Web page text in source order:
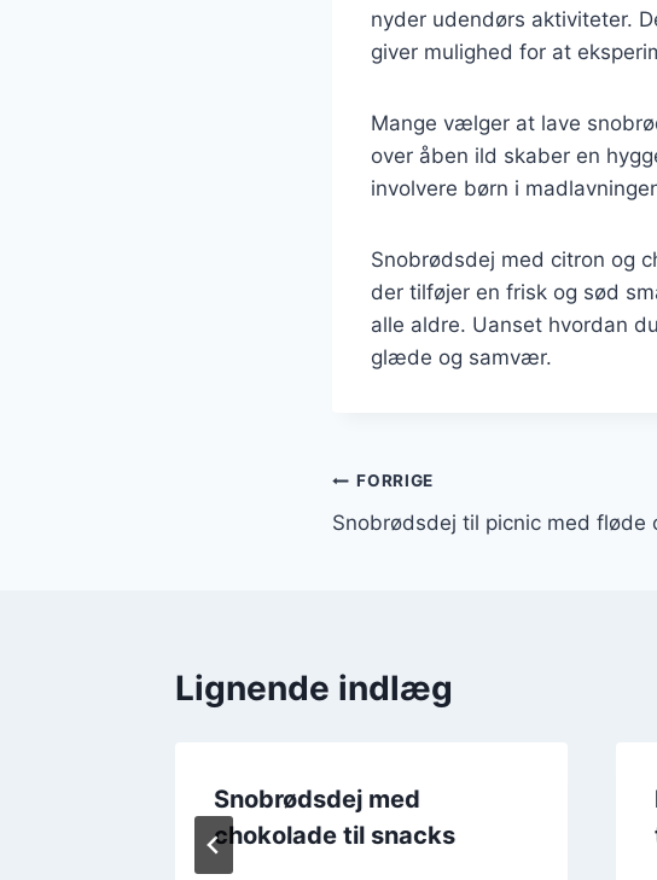
nyder udendørs aktiviteter.
giver mulighed for at
Mange vælger at lave
over åben ild skaber en
involvere børn i
Snobrødsdej med citron og
der tilføjer en frisk og sød
alle aldre. Uanset hvordan
glæde og samvær.
Indlægsnavigation
FORRIGE
Snobrødsdej til picnic med fløde
Lignende indlæg
Snobrødsdej med
chokolade til snacks